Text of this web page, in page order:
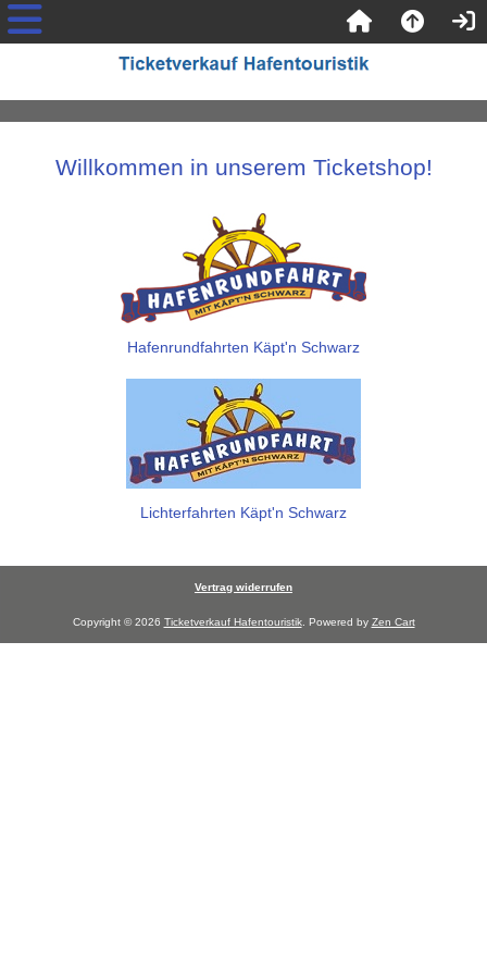
Willkommen in unserem Ticketshop!
Hafenrundfahrten Käpt'n Schwarz
Lichterfahrten Käpt'n Schwarz
Vertrag widerrufen
Copyright © 2026 Ticketverkauf Hafentouristik. Powered by Zen Cart